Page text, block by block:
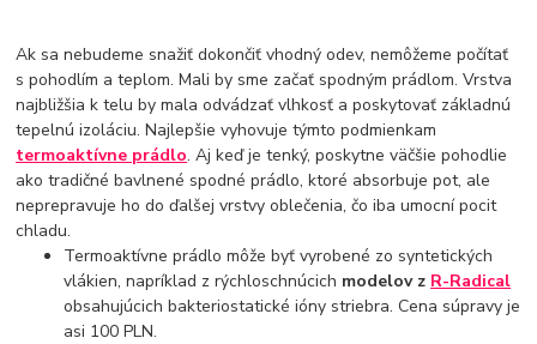
Ak sa nebudeme snažiť dokončiť vhodný odev, nemôžeme počítať
s pohodlím a teplom. Mali by sme začať spodným prádlom. Vrstva
najbližšia k telu by mala odvádzať vlhkosť a poskytovať základnú
tepelnú izoláciu. Najlepšie vyhovuje týmto podmienkam
termoaktívne prádlo. Aj keď je tenký, poskytne väčšie pohodlie
ako tradičné bavlnené spodné prádlo, ktoré absorbuje pot, ale
neprepravuje ho do ďalšej vrstvy oblečenia, čo iba umocní pocit
chladu.
Termoaktívne prádlo môže byť vyrobené zo syntetických
vlákien, napríklad z rýchloschnúcich modelov z R-Radical
obsahujúcich bakteriostatické ióny striebra. Cena súpravy je
asi 100 PLN.